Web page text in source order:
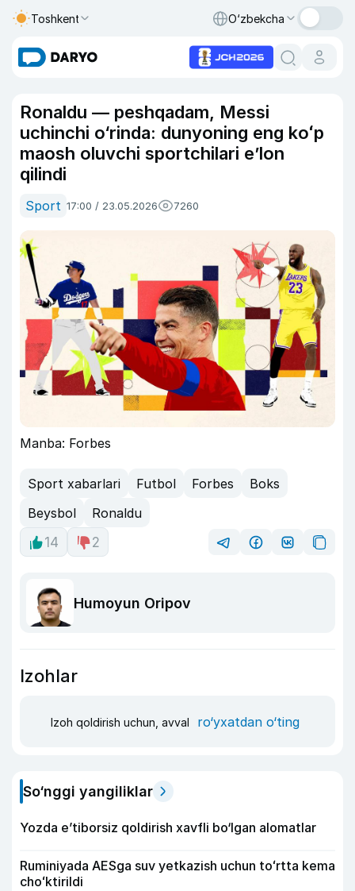
Toshkent O‘zbekcha
Ronaldu — peshqadam, Messi
uchinchi o‘rinda: dunyoning eng koʻp
maosh oluvchi sportchilari e’lon
qilindi
Sport 17:00 / 23.05.2026 7260
Manba: Forbes
Sport xabarlari Futbol Forbes
Boks
Beysbol
Ronaldu
14
2
Humoyun Oripov
Izohlar
Izoh qoldirish uchun, avval ro‘yxatdan o‘ting
So‘nggi yangiliklar
Yozda e’tiborsiz qoldirish xavfli bo‘lgan alomatlar
Ruminiyada AESga suv yetkazish uchun toʻrtta kema
choʻktirildi